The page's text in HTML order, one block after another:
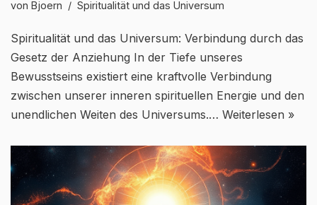
von Bjoern Spiritualität und das Universum
Spiritualität und das Universum: Verbindung durch das
Gesetz der Anziehung In der Tiefe unseres
Bewusstseins existiert eine kraftvolle Verbindung
zwischen unserer inneren spirituellen Energie und den
unendlichen Weiten des Universums.… Weiterlesen »